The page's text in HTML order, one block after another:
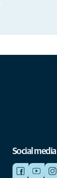
Social media